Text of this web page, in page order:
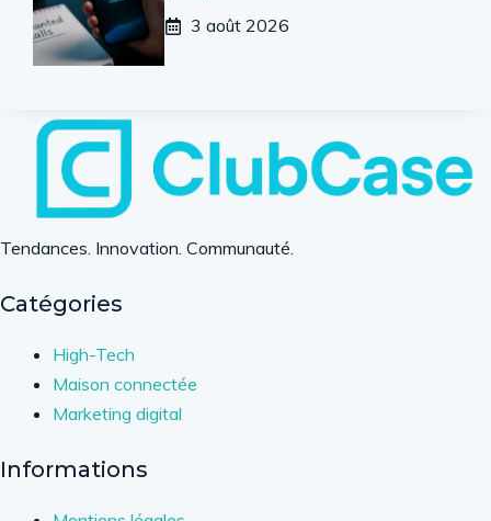
3 août 2026
Tendances. Innovation. Communauté.
Catégories
High-Tech
Maison connectée
Marketing digital
Informations